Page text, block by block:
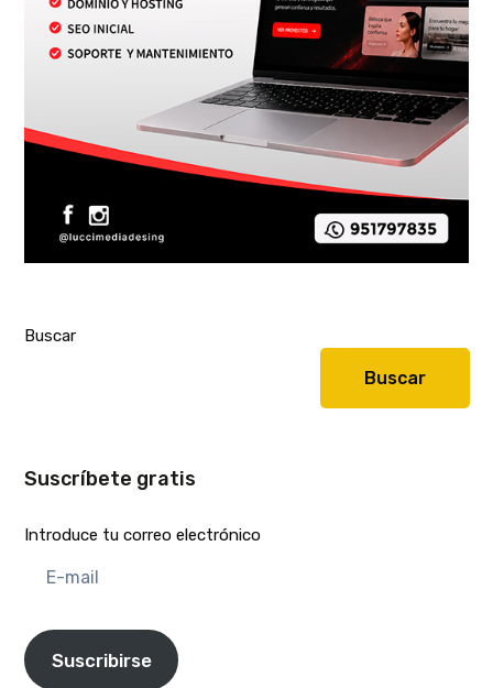
Buscar
Buscar
Suscríbete gratis
Introduce tu correo electrónico
mail
Suscribirse